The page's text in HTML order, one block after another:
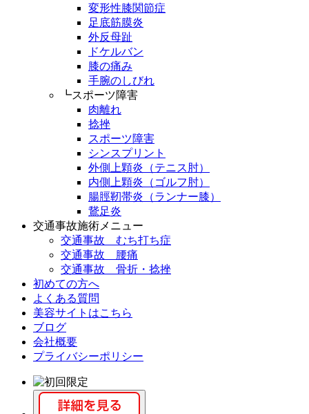
変形性膝関節症
足底筋膜炎
外反母趾
ドケルバン
膝の痛み
手腕のしびれ
┗スポーツ障害
肉離れ
捻挫
スポーツ障害
シンスプリント
外側上顆炎（テニス肘）
内側上顆炎（ゴルフ肘）
腸脛靭帯炎（ランナー膝）
鵞足炎
交通事故施術メニュー
交通事故 むち打ち症
交通事故 腰痛
交通事故 骨折・捻挫
初めての方へ
よくある質問
美容サイトはこちら
ブログ
会社概要
プライバシーポリシー